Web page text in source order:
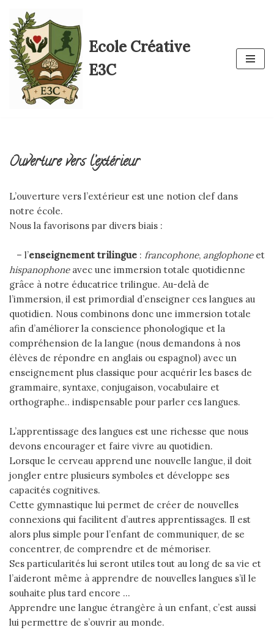
Aller
au
contenu
Ecole Créative
E3C
Ouverture vers l’extérieur
L’ouverture vers l’extérieur est une notion clef dans
notre école.
Nous la favorisons par divers biais :
– l’enseignement trilingue : francophone, anglophone et
hispanophone avec une immersion totale quotidienne
grâce à notre éducatrice trilingue. Au-delà de
l’immersion, il est primordial d’enseigner ces langues au
quotidien. Nous combinons donc une immersion totale
afin d’améliorer la conscience phonologique et la
compréhension de la langue (nous demandons à nos
élèves de répondre en anglais ou espagnol) avec un
enseignement plus classique pour acquérir les bases de
grammaire, syntaxe, conjugaison, vocabulaire et
orthographe.. indispensable pour parler ces langues.
L’apprentissage des langues est une richesse que nous
devons encourager et faire vivre au quotidien.
Lorsque le cerveau apprend une nouvelle langue, il doit
jongler entre plusieurs symboles et développe ses
capacités cognitives.
Cette gymnastique lui permet de créer de nouvelles
connexions qui facilitent d’autres apprentissages. Il est
alors plus simple pour l’enfant de communiquer, de se
concentrer, de comprendre et de mémoriser.
Ses particularités lui seront utiles tout au long de sa vie et
l’aideront même à apprendre de nouvelles langues s’il le
souhaite plus tard encore …
Apprendre une langue étrangère à un enfant, c’est aussi
lui permettre de s’ouvrir au monde.